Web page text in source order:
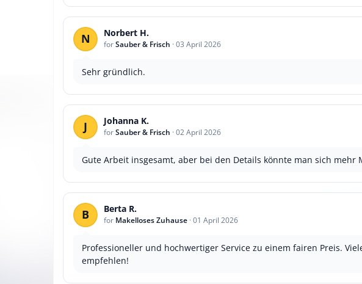
N Norbert H.
forSauber & Frisch ·03 April 2026
Sehr gründlich.
J Johanna K.
forSauber & Frisch ·02 April 2026
Gute Arbeit insgesamt, aber bei den Details könnte man sich mehr
B Berta R.
for Makelloses Zuhause ·01 April 2026
Professioneller und hochwertiger Service zu einem fairen Preis.
empfehlen!